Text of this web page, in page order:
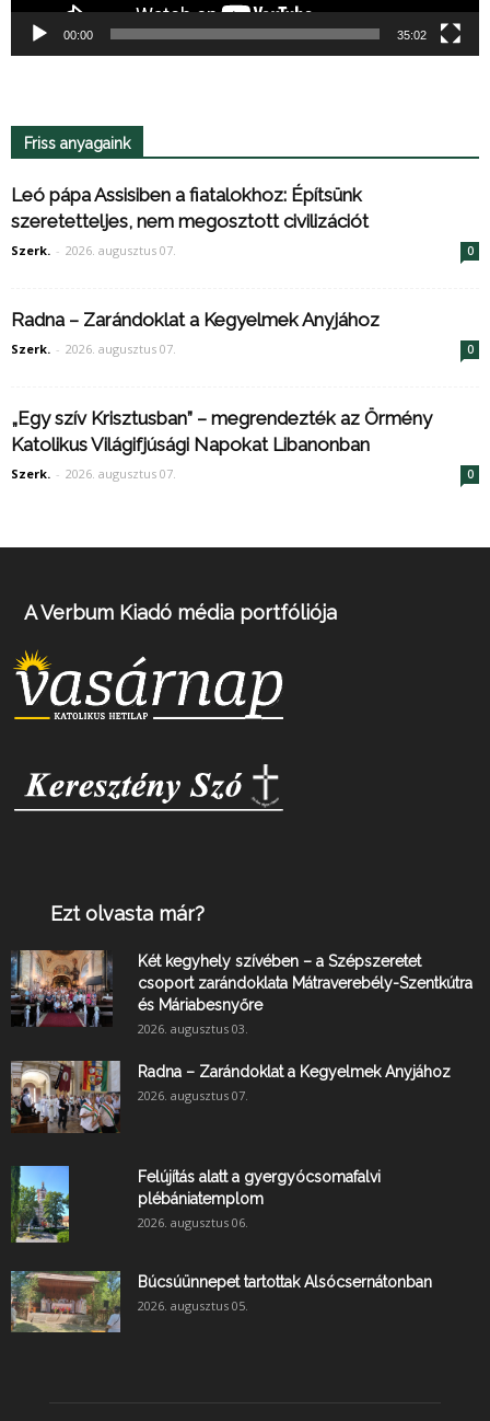
00:00 35:02
Friss anyagaink
Leó pápa Assisiben a fiatalokhoz: Építsünk
szeretetteljes, nem megosztott civilizációt
Szerk. - 2026. augusztus 07. 0
Radna – Zarándoklat a Kegyelmek Anyjához
Szerk. - 2026. augusztus 07. 0
„Egy szív Krisztusban” – megrendezték az Örmény
Katolikus Világifjúsági Napokat Libanonban
Szerk. - 2026. augusztus 07. 0
A Verbum Kiadó média portfóliója
Ezt olvasta már?
Két kegyhely szívében – a Szépszeretet
csoport zarándoklata Mátraverebély-Szentkútra
és Máriabesnyőre
2026. augusztus 03.
Radna – Zarándoklat a Kegyelmek Anyjához
2026. augusztus 07.
Felújítás alatt a gyergyócsomafalvi
plébániatemplom
2026. augusztus 06.
Búcsúünnepet tartottak Alsócsernátonban
2026. augusztus 05.